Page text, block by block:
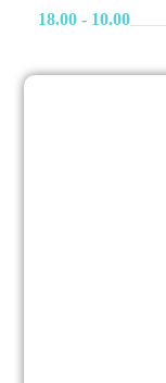
10.00 - 18.00